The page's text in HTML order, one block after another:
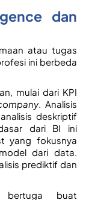
dan
atau tugas
ini berbeda
mulai dari KPI
. Analisis
deskriptif
dari BI ini
yang fokusnya
dari data.
prediktif dan